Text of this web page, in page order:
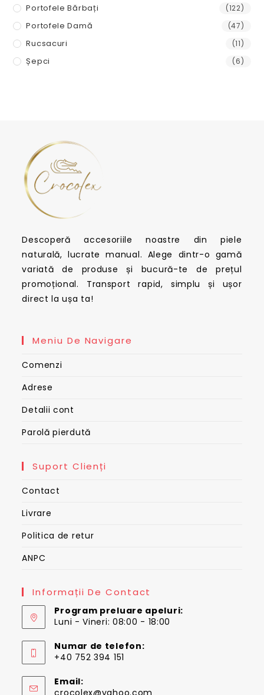
Portofele Bărbați (122)
Portofele Damă (47)
Rucsacuri (11)
Șepci (6)
Descoperă accesoriile noastre din piele
naturală, lucrate manual. Alege dintr-o gamă
variată de produse și bucură-te de prețul
promoțional. Transport rapid, simplu și ușor
direct la ușa ta!
Meniu De Navigare
Comenzi
Adrese
Detalii cont
Parolă pierdută
Suport Clienți
Contact
Livrare
Politica de retur
ANPC
Informații De Contact
Program preluare apeluri:
Luni - Vineri: 08:00 - 18:00
Numar de telefon:
+40 752 394 151
Email: